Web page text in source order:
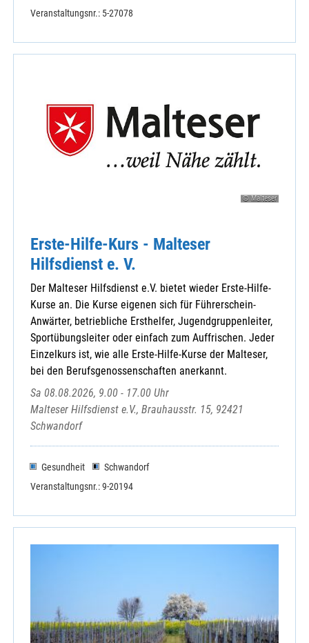
Veranstaltungsnr.: 5-27078
© Malteser
Erste-Hilfe-Kurs - Malteser
Hilfsdienst e. V.
Der Malteser Hilfsdienst e.V. bietet wieder Erste-Hilfe-
Kurse an. Die Kurse eigenen sich für Führerschein-
Anwärter, betriebliche Ersthelfer, Jugendgruppenleiter,
Sportübungsleiter oder einfach zum Auffrischen. Jeder
Einzelkurs ist, wie alle Erste-Hilfe-Kurse der Malteser,
bei den Berufsgenossenschaften anerkannt.
Sa 08.08.2026, 9.00 - 17.00 Uhr
Malteser Hilfsdienst e.V., Brauhausstr. 15, 92421
Schwandorf
Gesundheit
Schwandorf
Veranstaltungsnr.: 9-20194